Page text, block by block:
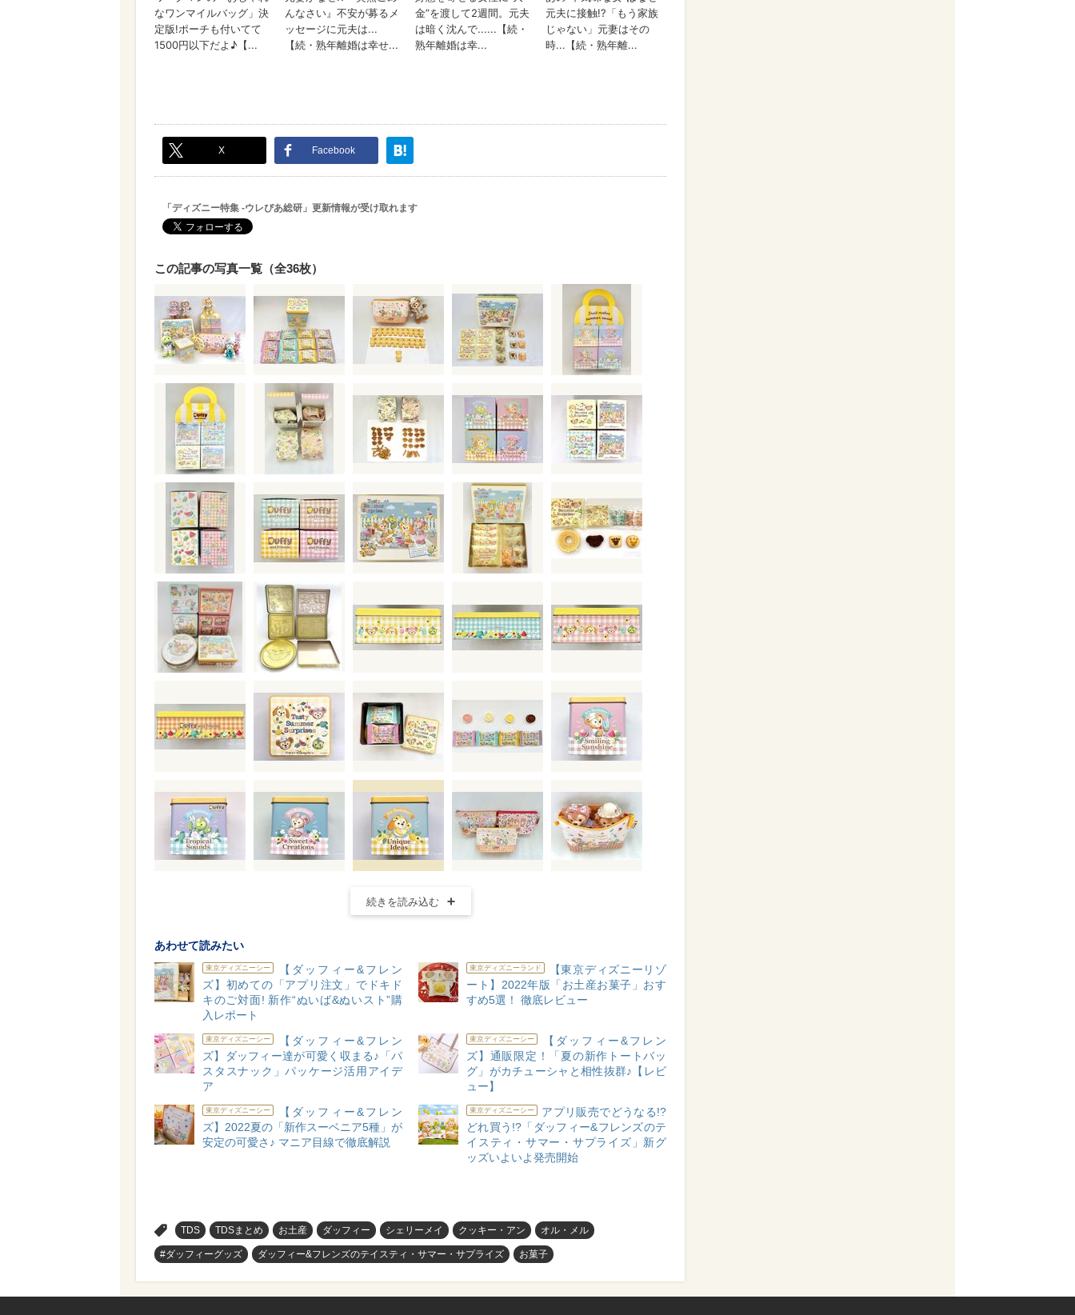
X Facebook
「ディズニー特集 -ウレぴあ総研」更新情報が受け取れます
この記事の写真一覧（全36枚）
続きを読み込む
あわせて読みたい
東京ディズニーシー
【ダッフィー&フレン
ズ】初めての「アプリ注文」でドキド
キのご対面! 新作“ぬいば&ぬいスト”購
入レポート
東京ディズニーランド
【東京ディズニーリゾ
ート】2022年版「お土産お菓子」おす
すめ5選！ 徹底レビュー
東京ディズニーシー
【ダッフィー&フレン
ズ】ダッフィー達が可愛く収まる♪「パ
スタスナック」パッケージ活用アイデ
ア
東京ディズニーシー
【ダッフィー&フレン
ズ】通販限定！「夏の新作トートバッ
グ」がカチューシャと相性抜群♪【レビ
ュー】
東京ディズニーシー
【ダッフィー&フレン
ズ】2022夏の「新作スーベニア5種」が
安定の可愛さ♪ マニア目線で徹底解説
東京ディズニーシー
アプリ販売でどうなる!?
どれ買う!?「ダッフィー&フレンズのテ
イスティ・サマー・サプライズ」新グ
ッズいよいよ発売開始
TDS TDSまとめ お土産 ダッフィー シェリーメイ クッキー・アン オル・メル
#ダッフィーグッズ ダッフィー&フレンズのテイスティ・サマー・サプライズ お菓子